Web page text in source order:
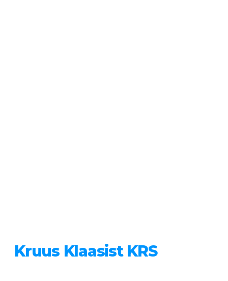
Kruus Klaasist KRS